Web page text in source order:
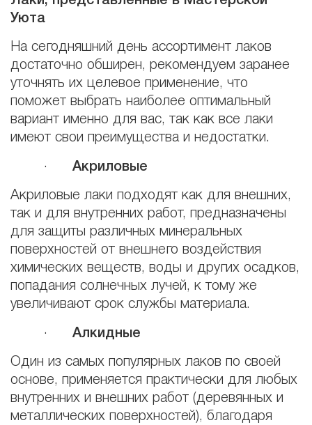
Уюта
На сегодняшний день ассортимент лаков
достаточно обширен, рекомендуем заранее
уточнять их целевое применение, что
поможет выбрать наиболее оптимальный
вариант именно для вас, так как все лаки
имеют свои преимущества и недостатки.
· Акриловые
Акриловые лаки подходят как для внешних,
так и для внутренних работ, предназначены
для защиты различных минеральных
поверхностей от внешнего воздействия
химических веществ, воды и других осадков,
попадания солнечных лучей, к тому же
увеличивают срок службы материала.
· Алкидные
Один из самых популярных лаков по своей
основе, применяется практически для любых
внутренних и внешних работ (деревянных и
металлических поверхностей), благодаря